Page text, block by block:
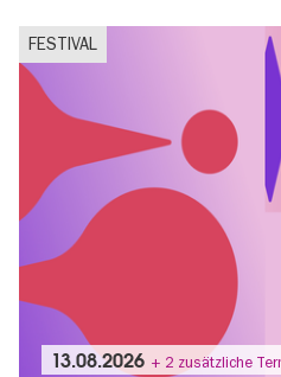
FESTIVAL
13.08.2026 + 2 zusätzliche